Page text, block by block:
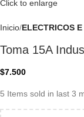
Click to enlarge
Inicio ELECTRICOS
Toma 15A
$7.500
5 Items sold in last 3